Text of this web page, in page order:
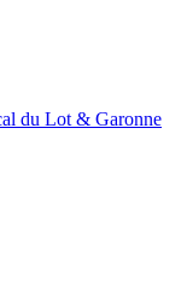
du Lot & Garonne